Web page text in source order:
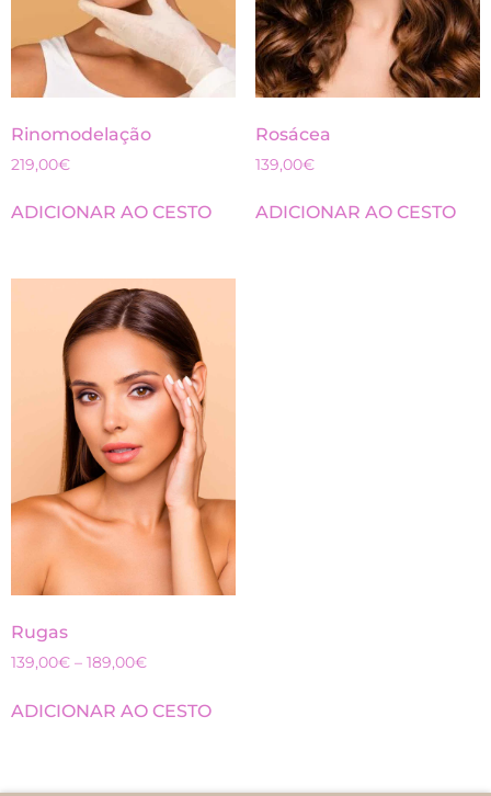
Rinomodelação
219,00€
ADICIONAR AO CESTO
Rosácea
139,00€
ADICIONAR AO CESTO
Rugas
139,00€ – 189,00€
ADICIONAR AO CESTO